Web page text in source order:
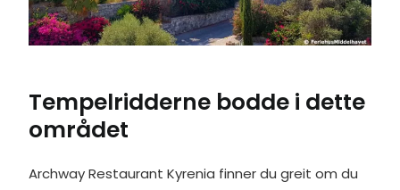
Tempelridderne bodde i dette
området
Archway Restaurant Kyrenia finner du greit om du